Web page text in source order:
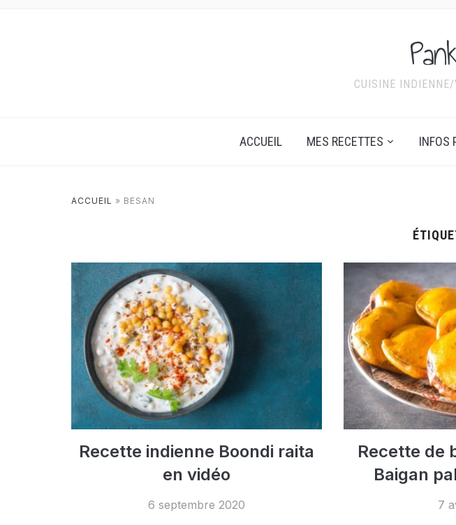
CUISINE INDIENNE/
ACCUEIL MES RECETTES INFOS
ACCUEIL » BESAN
Recette indienne Boondi raita
en vidéo
6 septembre 2020
Recette de
Baigan
7